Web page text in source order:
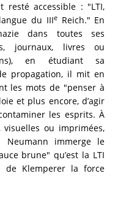
resté accessible : "LTI,
du IIIeReich." En
dans toutes ses
journaux, livres ou
en étudiant sa
propagation, il mit en
les mots de "penser à
et plus encore, d’agir
les esprits. À
visuelles ou imprimées,
Neumann immerge le
brune" qu’est la LTI
de Klemperer la force